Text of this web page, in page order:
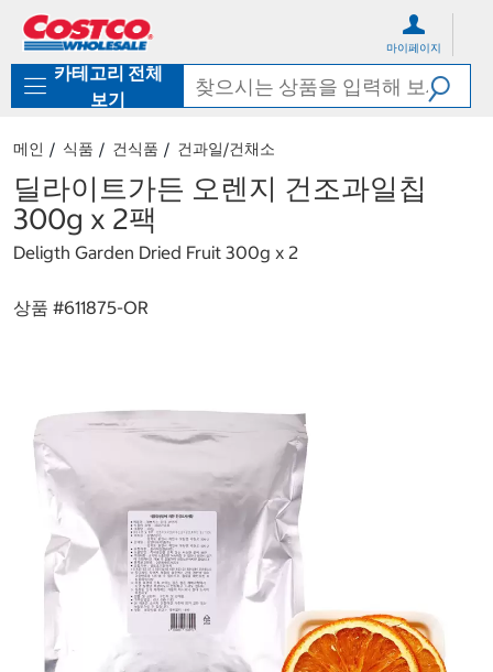
로
기
가
마이페이지
카테고리 전체
보기
메인 식품 건식품 건과일/건채소
딜라이트가든 오렌지 건조과일칩
300g x 2팩
Deligth Garden Dried Fruit 300g x 2
상품 #611875-OR